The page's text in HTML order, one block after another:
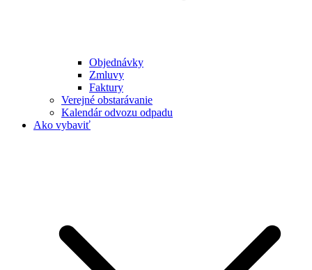
Objednávky
Zmluvy
Faktury
Verejné obstarávanie
Kalendár odvozu odpadu
Ako vybaviť